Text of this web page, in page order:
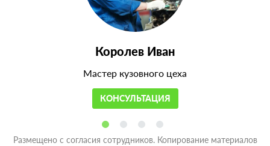
Королев Иван
Мастер кузовного цеха
КОНСУЛЬТАЦИЯ
Размещено с согласия сотрудников. Копирование материалов